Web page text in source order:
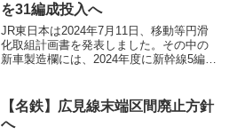
を31編成投入へ
JR東日本は2024年7月11日、移動等円滑
化取組計画書を発表しました。その中の
新車製造欄には、2024年度に新幹線5編成
の？今年度、新幹線の製造は7連の新...
【名鉄】広見線末端区間廃止方針
へ